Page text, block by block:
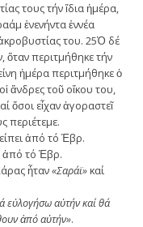
τους τήν ἴδια ἡμέρα,
ἐνενήντα ἐννέα
του. 25Ὁ δέ
ὅταν περιτμήθηκε τήν
ἡμέρα περιτμήθηκε ὁ
ἄνδρες τοῦ οἴκου του,
ὅσοι εἶχαν ἀγοραστεῖ
περιέτεμε.
ἀπό τό Ἑβρ.
ἀπό τό Ἑβρ.
ἦταν«Σαράϊ»καί
εὐλογήσω αὐτήν καί θά
ἀπό αὐτήν».